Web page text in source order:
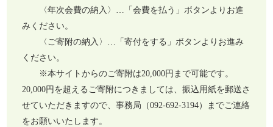
〈年次会費の納入〉…「会費を払う」ボタンよりお進
みください。
〈ご寄附の納入〉…「寄付をする」ボタンよりお進み
ください。
※本サイトからのご寄附は20,000円まで可能です。
20,000円を超えるご寄附につきましては、振込用紙を郵送さ
せていただきますので、事務局（092-692-3194）までご連絡
をお願いいたします。